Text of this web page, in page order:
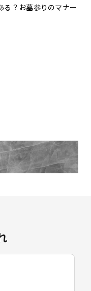
る？お墓参りのマナー